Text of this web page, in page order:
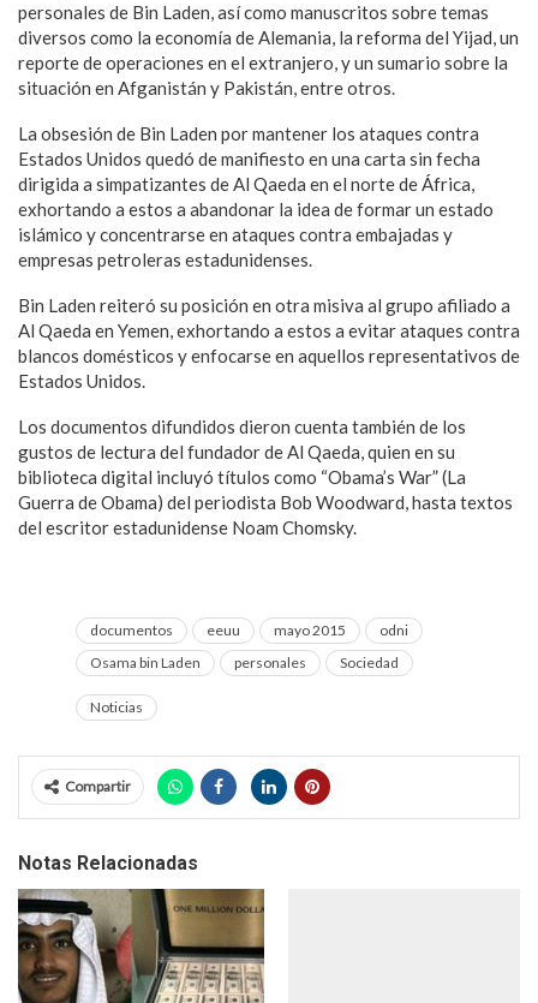
personales de Bin Laden, así como manuscritos sobre temas
diversos como la economía de Alemania, la reforma del Yijad, un
reporte de operaciones en el extranjero, y un sumario sobre la
situación en Afganistán y Pakistán, entre otros.
La obsesión de Bin Laden por mantener los ataques contra
Estados Unidos quedó de manifiesto en una carta sin fecha
dirigida a simpatizantes de Al Qaeda en el norte de África,
exhortando a estos a abandonar la idea de formar un estado
islámico y concentrarse en ataques contra embajadas y
empresas petroleras estadunidenses.
Bin Laden reiteró su posición en otra misiva al grupo afiliado a
Al Qaeda en Yemen, exhortando a estos a evitar ataques contra
blancos domésticos y enfocarse en aquellos representativos de
Estados Unidos.
Los documentos difundidos dieron cuenta también de los
gustos de lectura del fundador de Al Qaeda, quien en su
biblioteca digital incluyó títulos como “Obama’s War” (La
Guerra de Obama) del periodista Bob Woodward, hasta textos
del escritor estadunidense Noam Chomsky.
documentos eeuu mayo 2015
odni
Osama bin Laden
personales Sociedad
Noticias
Compartir
Notas Relacionadas